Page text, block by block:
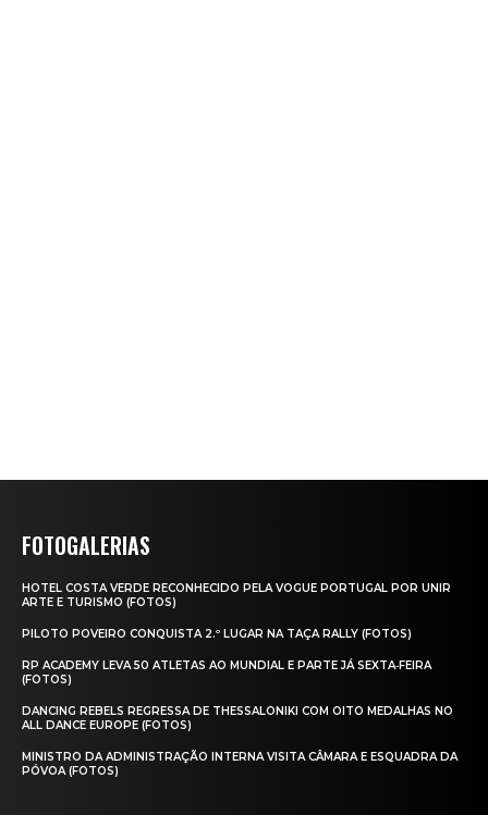
FOTOGALERIAS
HOTEL COSTA VERDE RECONHECIDO PELA VOGUE PORTUGAL POR UNIR
ARTE E TURISMO (FOTOS)
PILOTO POVEIRO CONQUISTA 2.º LUGAR NA TAÇA RALLY (FOTOS)
RP ACADEMY LEVA 50 ATLETAS AO MUNDIAL E PARTE JÁ SEXTA‑FEIRA
(FOTOS)
DANCING REBELS REGRESSA DE THESSALONIKI COM OITO MEDALHAS NO
ALL DANCE EUROPE (FOTOS)
MINISTRO DA ADMINISTRAÇÃO INTERNA VISITA CÂMARA E ESQUADRA DA
PÓVOA (FOTOS)